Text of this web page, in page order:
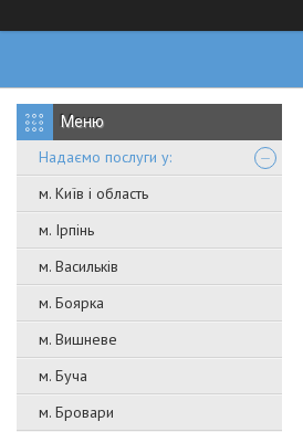
Надаємо послуги у:
м. Київ і область
м. Ірпінь
м. Васильків
м. Боярка
м. Вишневе
м. Буча
м. Бровари